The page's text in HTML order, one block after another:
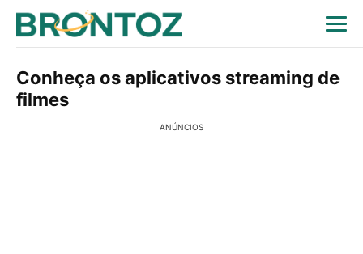
Conheça os aplicativos streaming de
filmes
ANÚNCIOS